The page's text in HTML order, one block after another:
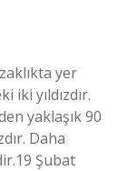
yer
iki yıldızdır.
yaklaşık 90
Daha
Şubat